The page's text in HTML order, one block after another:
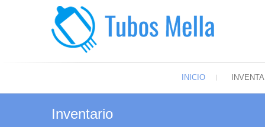
INICIO
Inventario